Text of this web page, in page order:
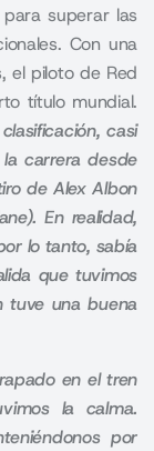
superar las
Con una
el piloto de Red
título mundial.
casi
carrera desde
de Alex Albon
En realidad,
lo tanto, sabía
que tuvimos
tuve una buena
en el tren
la calma.
por